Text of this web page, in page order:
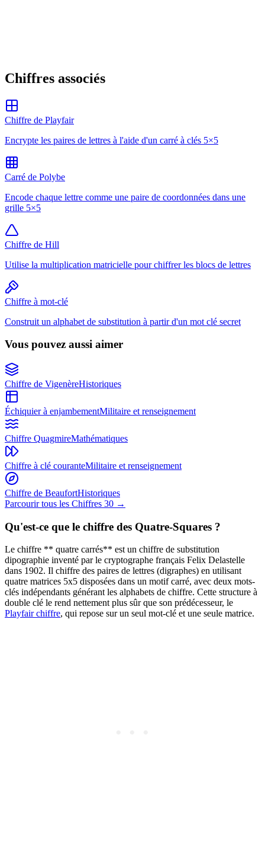
Chiffres associés
Chiffre de Playfair
Encrypte les paires de lettres à l'aide d'un carré à clés 5×5
Carré de Polybe
Encode chaque lettre comme une paire de coordonnées dans une
grille 5×5
Chiffre de Hill
Utilise la multiplication matricielle pour chiffrer les blocs de lettres
Chiffre à mot-clé
Construit un alphabet de substitution à partir d'un mot clé secret
Vous pouvez aussi aimer
Chiffre de VigenèreHistoriques
Échiquier à enjambementMilitaire et renseignement
Chiffre QuagmireMathématiques
Chiffre à clé couranteMilitaire et renseignement
Chiffre de BeaufortHistoriques
Parcourir tous les Chiffres 30 →
Qu'est-ce que le chiffre des Quatre-Squares ?
Le chiffre ** quatre carrés** est un chiffre de substitution
dipographie inventé par le cryptographe français Felix Delastelle
dans 1902. Il chiffre des paires de lettres (digraphes) en utilisant
quatre matrices 5x5 disposées dans un motif carré, avec deux mots-
clés indépendants générant les alphabets de chiffre. Cette structure à
double clé le rend nettement plus sûr que son prédécesseur, le
Playfair chiffre, qui repose sur un seul mot-clé et une seule matrice.